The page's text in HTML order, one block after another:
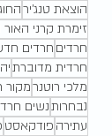
הוצאת טנג'יר
זימרת קרני
חרדים חרדים
חרדית מדוברת
מלכי רוטנרמקור
נבחרותנשים
עתירה פודקאסט